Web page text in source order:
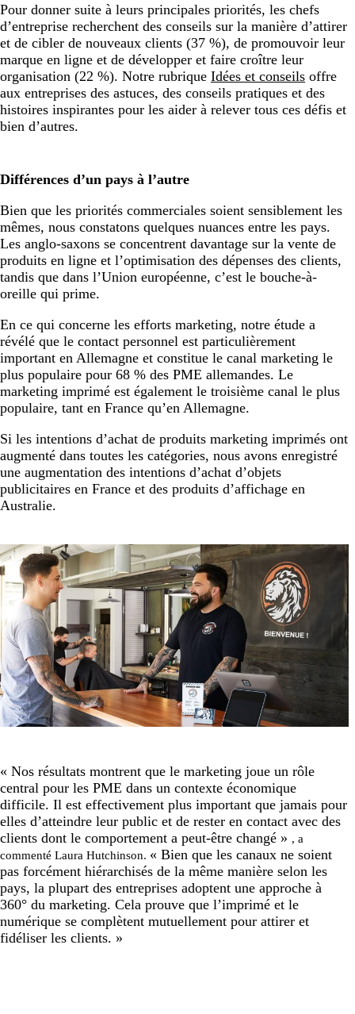
Pour donner suite à leurs principales priorités, les chefs
d’entreprise recherchent des conseils sur la manière d’attirer
et de cibler de nouveaux clients (37 %), de promouvoir leur
marque en ligne et de développer et faire croître leur
organisation (22 %). Notre rubrique Idées et conseils offre
aux entreprises des astuces, des conseils pratiques et des
histoires inspirantes pour les aider à relever tous ces défis et
bien d’autres.
Différences d’un pays à l’autre
Bien que les priorités commerciales soient sensiblement les
mêmes, nous constatons quelques nuances entre les pays.
Les anglo-saxons se concentrent davantage sur la vente de
produits en ligne et l’optimisation des dépenses des clients,
tandis que dans l’Union européenne, c’est le bouche-à-
oreille qui prime.
En ce qui concerne les efforts marketing, notre étude a
révélé que le contact personnel est particulièrement
important en Allemagne et constitue le canal marketing le
plus populaire pour 68 % des PME allemandes. Le
marketing imprimé est également le troisième canal le plus
populaire, tant en France qu’en Allemagne.
Si les intentions d’achat de produits marketing imprimés ont
augmenté dans toutes les catégories, nous avons enregistré
une augmentation des intentions d’achat d’objets
publicitaires en France et des produits d’affichage en
Australie.
« Nos résultats montrent que le marketing joue un rôle
central pour les PME dans un contexte économique
difficile. Il est effectivement plus important que jamais pour
elles d’atteindre leur public et de rester en contact avec des
clients dont le comportement a peut-être changé » , a
commenté Laura Hutchinson. « Bien que les canaux ne soient
pas forcément hiérarchisés de la même manière selon les
pays, la plupart des entreprises adoptent une approche à
360° du marketing. Cela prouve que l’imprimé et le
numérique se complètent mutuellement pour attirer et
fidéliser les clients. »